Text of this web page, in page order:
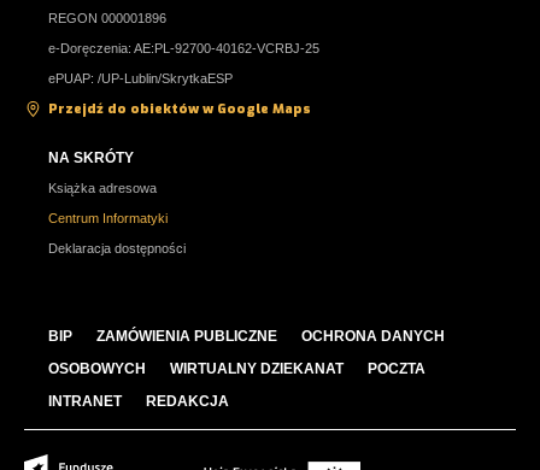
REGON 000001896
e-Doręczenia: AE:PL-92700-40162-VCRBJ-25
ePUAP: /UP-Lublin/SkrytkaESP
Przejdź do obiektów w Google Maps
NA SKRÓTY
Książka adresowa
Centrum Informatyki
Deklaracja dostępności
BIP ZAMÓWIENIA PUBLICZNE
OCHRONA DANYCH
OSOBOWYCH
WIRTUALNY DZIEKANAT
POCZTA
INTRANET
REDAKCJA